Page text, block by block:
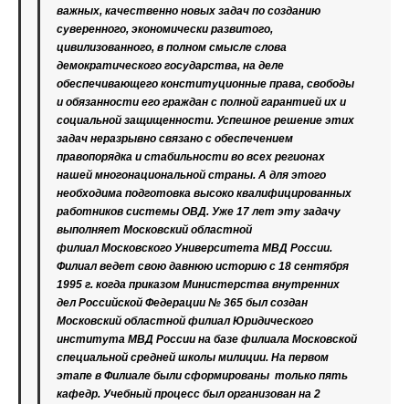
важных, качественно новых задач по созданию
суверенного, экономически развитого,
цивилизованного, в полном смысле слова
демократического государства, на деле
обеспечивающего конституционные права, свободы
и обязанности его граждан с полной гарантией их и
социальной защищенности. Успешное решение этих
задач неразрывно связано с обеспечением
правопорядка и стабильности во всех регионах
нашей многонациональной страны. А для этого
необходима подготовка высоко квалифицированных
работников системы ОВД. Уже 17 лет эту задачу
выполняет Московский областной
филиал Московского Университета МВД России.
Филиал ведет свою давнюю историю с 18 сентября
1995 г. когда приказом Министерства внутренних
дел Российской Федерации № 365 был создан
Московский областной филиал Юридического
института МВД России на базе филиала Московской
специальной средней школы милиции. На первом
этапе в Филиале были сформированы только пять
кафедр. Учебный процесс был организован на 2